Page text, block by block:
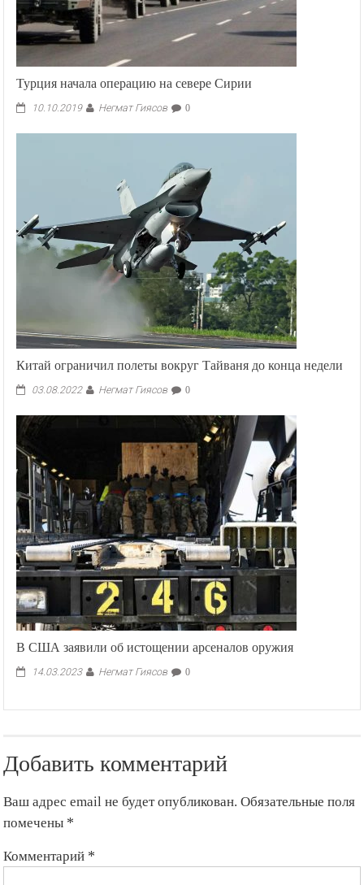
Турция начала операцию на севере Сирии
10.10.2019 Негмат Гиясов 0
Китай ограничил полеты вокруг Тайваня до конца недели
03.08.2022 Негмат Гиясов 0
В США заявили об истощении арсеналов оружия
14.03.2023 Негмат Гиясов 0
Добавить комментарий
Ваш адрес email не будет опубликован. Обязательные поля
помечены *
Комментарий *